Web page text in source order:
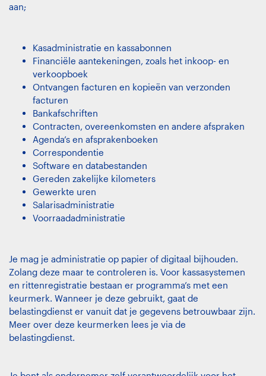
aan;
Kasadministratie en kassabonnen
Financiële aantekeningen, zoals het inkoop- en
verkoopboek
Ontvangen facturen en kopieën van verzonden
facturen
Bankafschriften
Contracten, overeenkomsten en andere afspraken
Agenda’s en afsprakenboeken
Correspondentie
Software en databestanden
Gereden zakelijke kilometers
Gewerkte uren
Salarisadministratie
Voorraadadministratie
Je mag je administratie op papier of digitaal bijhouden.
Zolang deze maar te controleren is. Voor kassasystemen
en rittenregistratie bestaan er programma’s met een
keurmerk. Wanneer je deze gebruikt, gaat de
belastingdienst er vanuit dat je gegevens betrouwbaar zijn.
Meer over deze keurmerken lees je via de
belastingdienst.